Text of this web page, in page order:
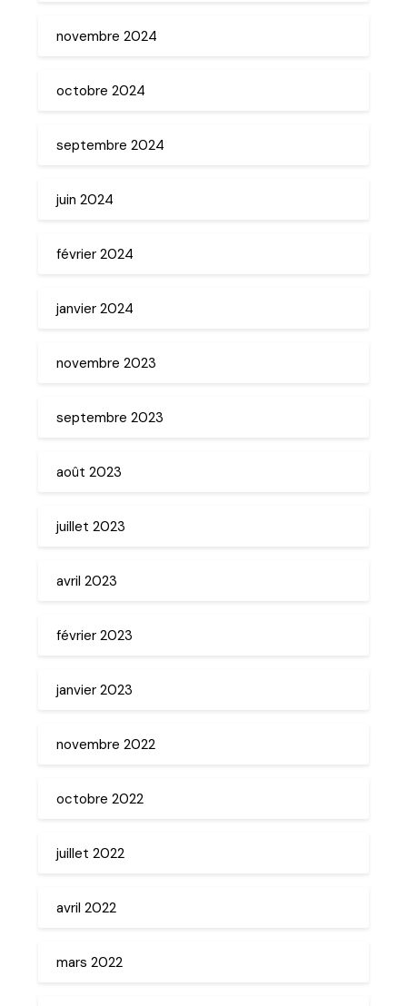
novembre 2024
octobre 2024
septembre 2024
juin 2024
février 2024
janvier 2024
novembre 2023
septembre 2023
août 2023
juillet 2023
avril 2023
février 2023
janvier 2023
novembre 2022
octobre 2022
juillet 2022
avril 2022
mars 2022